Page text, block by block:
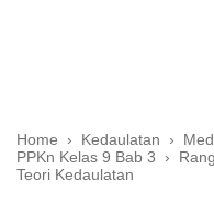
Home › Kedaulatan ›
PPKn Kelas 9 Bab 3
›
Teori Kedaulatan